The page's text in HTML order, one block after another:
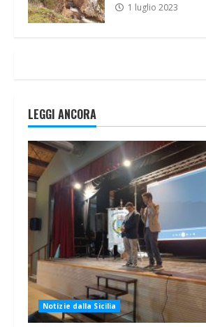
1 luglio 2023
LEGGI ANCORA
Notizie dalla Sicilia